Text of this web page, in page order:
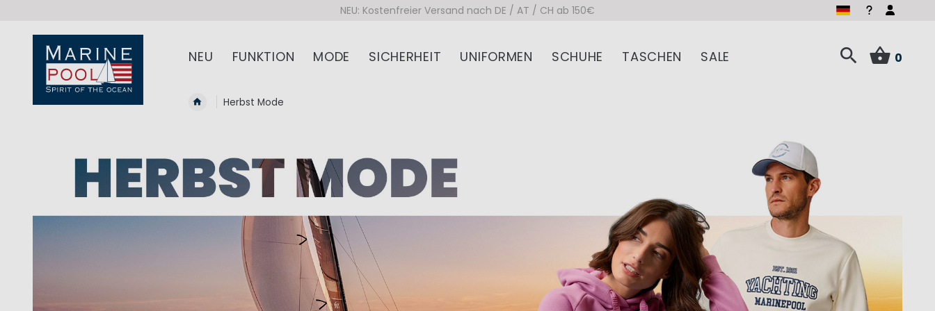
NEU: Kostenfreier Versand nach DE / AT / CH ab 150€
NEU FUNKTION MODE SICHERHEIT UNIFORMEN SCHUHE TASCHEN SALE 0
Herbst Mode